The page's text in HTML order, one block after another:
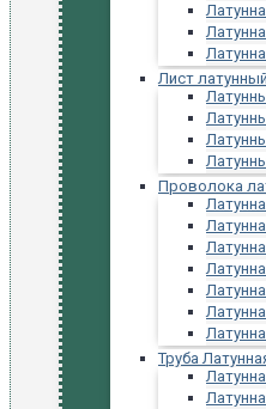
Лист латунный
Проволока
Труба